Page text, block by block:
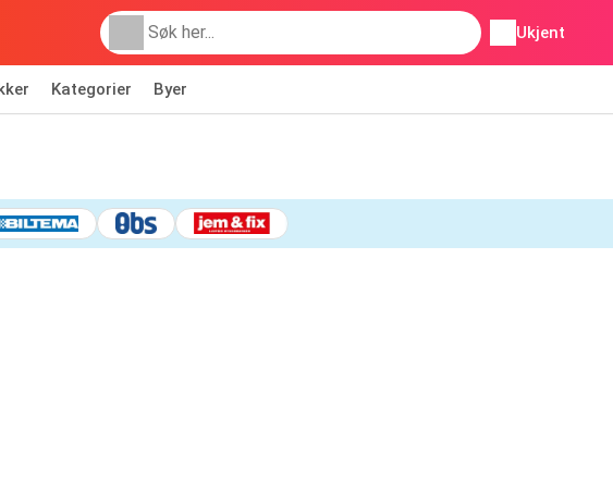
Ukjent
Kategorier Byer